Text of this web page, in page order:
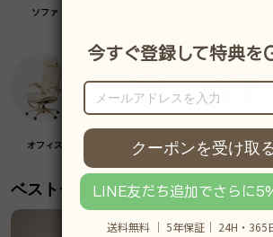
ソファ
オフィス クラフト紙家具 高級木材家具
ベストセラー
19％OFF